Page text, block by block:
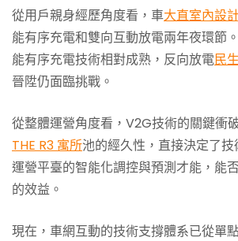
從用戶親身經歷角度看，車大直室內設
能有序充電和雙向互動放電兩年夜環節
能有序充電技術相對成熟，反向放電民
晉陞仍面臨挑戰。
從整體運營角度看，V2G技術的關鍵衝
THE R3 寓所池的經久性，直接決定了
運營平臺的智能化調控與預測才能，能
的效益。
現在，車網互動的技術支撐體系已從單